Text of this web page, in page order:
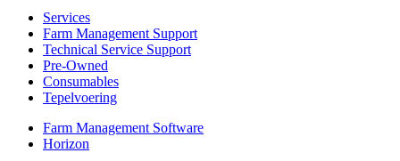
Services
Farm Management Support
Technical Service Support
Pre-Owned
Consumables
Tepelvoering
Farm Management Software
Horizon